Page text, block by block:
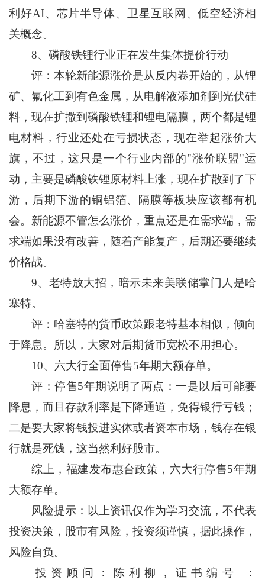
利好AI、芯片半导体、卫星互联网、低空经济相
关概念。
8、磷酸铁锂行业正在发生集体提价行动
评：本轮新能源涨价是从反内卷开始的，从锂
矿、氟化工到有色金属，从电解液添加剂到光伏硅
料，现在扩撒到磷酸铁锂和锂电隔膜，两个都是锂
电材料，行业还处在亏损状态，现在举起涨价大
旗，不过，这只是一个行业内部的"涨价联盟"运
动，主要是磷酸铁锂原材料上涨，现在扩散到了下
游，后期下游的铜铝箔、隔膜等板块应该都有机
会。新能源不管怎么涨价，重点还是在需求端，需
求端如果没有改善，随着产能复产，后期还要继续
价格战。
9、老特放大招，暗示未来美联储掌门人是哈
塞特。
评：哈塞特的货币政策跟老特基本相似，倾向
于降息。所以，大家对后期货币宽松不用担心。
10、六大行全面停售5年期大额存单。
评：停售5年期说明了两点：一是以后可能要
降息，而且存款利率是下降通道，免得银行亏钱；
二是要大家将钱投进实体或者资本市场，钱存在银
行就是死钱，这当然利好股市。
综上，福建发布惠台政策，六大行停售5年期
大额存单。
风险提示：以上资讯仅作为学习交流，不代表
投资决策，股市有风险，投资须谨慎，据此操作，
风险自负。
投资顾问：陈利柳，证书编号 ：